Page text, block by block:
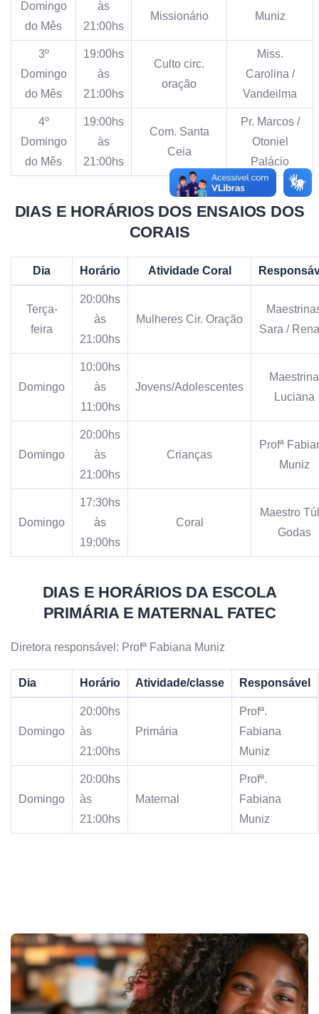
Domingo
do Mês
às
21:00hs
Missionário
Muniz
3º
Domingo
do Mês
19:00hs
às
21:00hs
Culto circ.
oração
Miss.
Carolina /
Vandeilma
4º
Domingo
do Mês
19:00hs
às
21:00hs
Com. Santa
Ceia
Pr. Marcos /
Otoniel
Palácio
DIAS E HORÁRIOS DOS ENSAIOS DOS
CORAIS
Dia Horário Atividade Coral
Terça-
feira
20:00hs
às
21:00hs
Mulheres Cir. Oração
Sara /
Domingo
10:00hs
às
11:00hs
Jovens/Adolescentes
Maestrina
Luciana
Domingo
20:00hs
às
21:00hs
Crianças
Profª
Muniz
Domingo
17:30hs
às
19:00hs
Coral
Maestro
Godas
DIAS E HORÁRIOS DA ESCOLA
PRIMÁRIA E MATERNAL FATEC
Diretora responsável: Profª Fabiana Muniz
Dia Horário Atividade/classe Responsável
Domingo
20:00hs
às
21:00hs
Primária
Profª.
Fabiana
Muniz
Domingo
20:00hs
às
21:00hs
Maternal
Profª.
Fabiana
Muniz